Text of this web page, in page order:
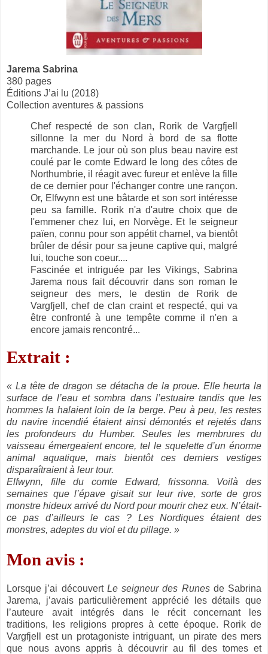
Jarema Sabrina
380 pages
Éditions J’ai lu (2018)
Collection aventures & passions
Chef respecté de son clan, Rorik de Vargfjell
sillonne la mer du Nord à bord de sa flotte
marchande. Le jour où son plus beau navire est
coulé par le comte Edward le long des côtes de
Northumbrie, il réagit avec fureur et enlève la fille
de ce dernier pour l'échanger contre une rançon.
Or, Elfwynn est une bâtarde et son sort intéresse
peu sa famille. Rorik n'a d'autre choix que de
l'emmener chez lui, en Norvège. Et le seigneur
païen, connu pour son appétit charnel, va bientôt
brûler de désir pour sa jeune captive qui, malgré
lui, touche son coeur....
Fascinée et intriguée par les Vikings, Sabrina
Jarema nous fait découvrir dans son roman le
seigneur des mers, le destin de Rorik de
Vargfjell, chef de clan craint et respecté, qui va
être confronté à une tempête comme il n'en a
encore jamais rencontré...
Extrait :
« La tête de dragon se détacha de la proue. Elle heurta la
surface de l’eau et sombra dans l’estuaire tandis que les
hommes la halaient loin de la berge. Peu à peu, les restes
du navire incendié étaient ainsi démontés et rejetés dans
les profondeurs du Humber. Seules les membrures du
vaisseau émergeaient encore, tel le squelette d’un énorme
animal aquatique, mais bientôt ces derniers vestiges
disparaîtraient à leur tour.
Elfwynn, fille du comte Edward, frissonna. Voilà des
semaines que l’épave gisait sur leur rive, sorte de gros
monstre hideux arrivé du Nord pour mourir chez eux. N’était-
ce pas d’ailleurs le cas ? Les Nordiques étaient des
monstres, adeptes du viol et du pillage. »
Mon avis :
Lorsque j’ai découvert Le seigneur des Runesde Sabrina
Jarema, j’avais particulièrement apprécié les détails que
l’auteure avait intégrés dans le récit concernant les
traditions, les religions propres à cette époque. Rorik de
Vargfjell est un protagoniste intriguant, un pirate des mers
que nous avons appris à découvrir au fil des tomes et